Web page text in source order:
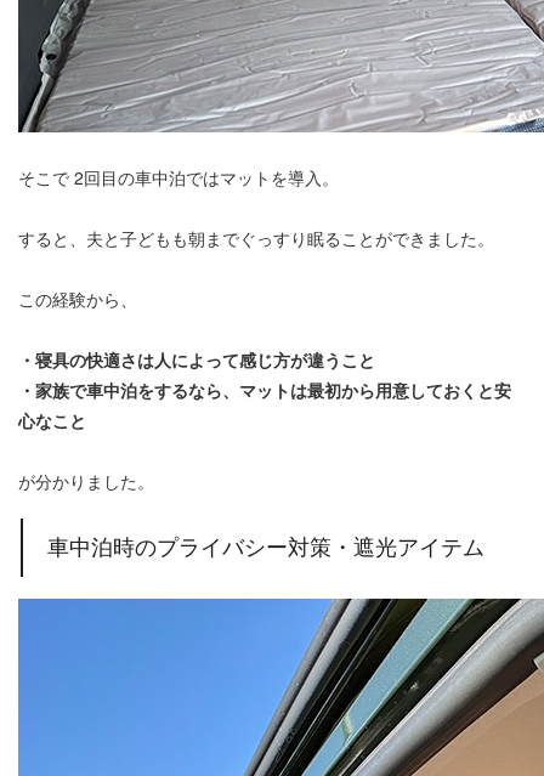
そこで 2回目の車中泊ではマットを導入。
すると、夫と子どもも朝までぐっすり眠ることができました。
この経験から、
・寝具の快適さは人によって感じ方が違うこと
・家族で車中泊をするなら、マットは最初から用意しておくと安
心なこと
が分かりました。
車中泊時のプライバシー対策・遮光アイテム